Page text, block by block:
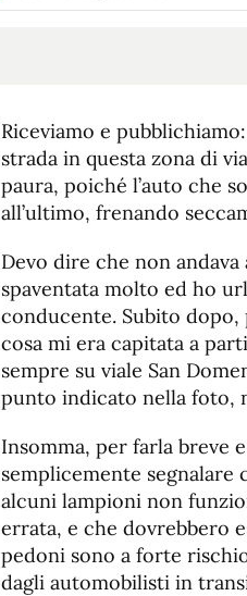
Riceviamo e
strada in questa zona di
paura, poiché l’auto che
all’ultimo, frenando
Devo dire che non
spaventata molto ed ho
conducente. Subito dopo,
cosa mi era capitata a
sempre su viale San
punto indicato nella foto,
Insomma, per farla breve
semplicemente segnalare
alcuni lampioni non
errata, e che dovrebbero
pedoni sono a forte
dagli automobilisti in